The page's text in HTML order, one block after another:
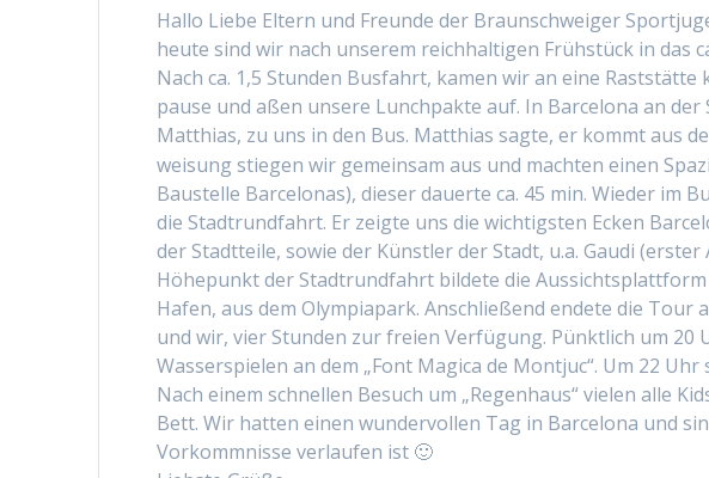
Hal­lo Liebe Eltern und Fre­unde der Braun­schweiger
heute sind wir nach unserem reich­halti­gen Früh­stück in das
Nach ca. 1,5 Stun­den Bus­fahrt, kamen wir an eine
pause und aßen unsere Lunch­pak­te auf. In Barcelona an der
Matthias, zu uns in den Bus. Matthias sagte, er kommt aus
weisung stiegen wir gemein­sam aus und macht­en einen
Baustelle Barcelonas), dieser dauerte ca. 45 min. Wieder im
die Stadtrund­fahrt. Er zeigte uns die wichtig­sten Eck­en
der Stadt­teile, sowie der Kün­stler der Stadt, u.a. Gau­di
Höhep­unkt der Stadtrund­fahrt bildete die
Hafen, aus dem Olympia­park. Anschließend endete die Tour
und wir, vier Stun­den zur freien Ver­fü­gung. Pünk­tlich um 20
Wasser­spie­len an dem „Font Mag­i­ca de Mon­tjuc“. Um 22
Nach einem schnellen Besuch um „Regen­haus“ vie­len alle
Bett. Wir hat­ten einen wun­der­vollen Tag in Barcelona und
Vorkomm­nisse ver­laufen ist 🙂